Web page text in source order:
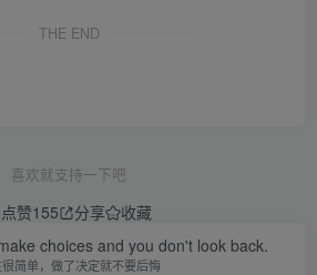
THE END
喜欢就支持一下吧
点赞155 分享
收藏
choices and you don't look back.
很简单，做了决定就不要后悔